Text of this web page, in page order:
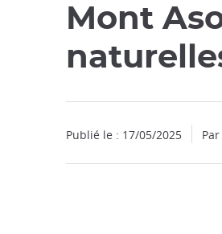
Mont
Publié le : 17/05/2025 Par